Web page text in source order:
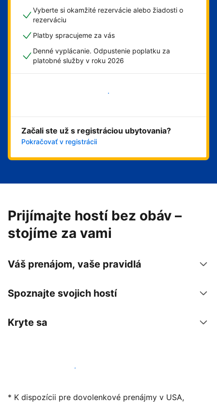
Vyberte si okamžité rezervácie alebo žiadosti o
rezerváciu
Platby spracujeme za vás
Denné vyplácanie. Odpustenie poplatku za
platobné služby v roku 2026
Začali ste už s registráciou ubytovania?
Pokračovať v registrácii
Prijímajte hostí bez obáv –
stojíme za vami
Váš prenájom, vaše pravidlá
Spoznajte svojich hostí
Kryte sa
Začať ponúkať svoje ubytovanie
* K dispozícii pre dovolenkové prenájmy v USA,